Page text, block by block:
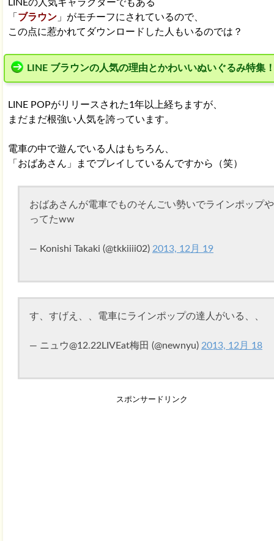
LINEの人気キャラクターでもある
「 ブラウン」がモチーフにされているので、
この点に惹かれてダウンロードした人もいるのでは？
LINE ブラウンの人気の理由とかわいいぬいぐるみ特集
LINE POPがリリースされた1年以上経ちますが、
まだまだ根強い人気を誇っています。
電車の中で遊んでいる人はもちろん、
「おばあさん」までプレイしているんですから（笑）
おばあさんが電車でものそんごい勢いでラインポップや
ってたww
— Konishi Takaki (@tkkiiii02) 2013, 12月 19
す、すげえ、、電車にラインポップの達人がいる、、
— ニュウ@12.22LIVEat梅田 (@newnyu) 2013, 12月 18
スポンサードリンク